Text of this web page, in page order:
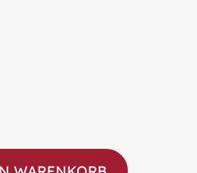
den gewünschten